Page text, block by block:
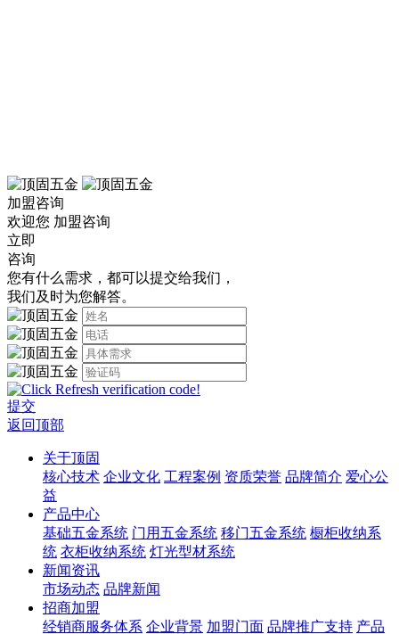
加盟咨询
欢迎您 加盟咨询
立即
咨询
您有什么需求，都可以提交给我们，
我们及时为您解答。
提交
返回顶部
关于顶固
核心技术 企业文化 工程案例 资质荣誉 品牌简介 爱心公
益
产品中心
基础五金系统 门用五金系统 移门五金系统 橱柜收纳系
统 衣柜收纳系统 灯光型材系统
新闻资讯
市场动态 品牌新闻
招商加盟
经销商服务体系 企业背景 加盟门面 品牌推广支持 产品